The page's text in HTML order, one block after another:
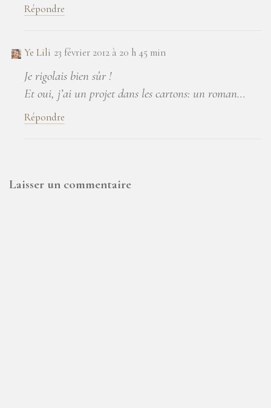
Répondre
Ye Lili 23 février 2012 à 20 h 45 min
Je rigolais bien sûr !
Et oui, j’ai un projet dans les cartons: un roman…
Répondre
Laisser un commentaire